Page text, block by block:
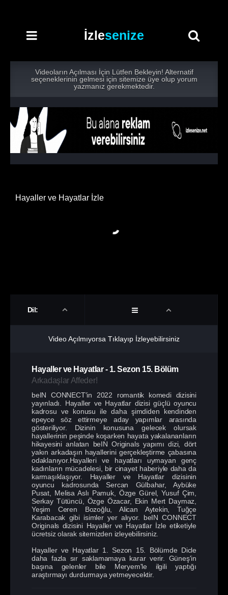
İzlesenize
Videoların Açılması İçin Lütfen Bekleyin! Alternatif
seçeneklerinin gelmesi için sitemize üye olup yorum
yazmanız gerekmektedir.
Hayaller ve Hayatlar İzle
Dil:
Video Açılmıyorsa Tıklayıp İzleyebilirsiniz
Hayaller ve Hayatlar- 1. Sezon 15. Bölüm
Arkadaşlar Affeder!
beIN CONNECT'in 2022 romantik komedi dizisini
yayınladı. Hayaller ve Hayatlar dizisi güçlü oyuncu
kadrosu ve konusu ile daha şimdiden kendinden
epeyce söz ettirmeye aday yapımlar arasında
gösteriliyor. Dizinin konusuna gelecek olursak
hayallerinin peşinde koşarken hayata yakalananların
hikayesini anlatan beIN Originals yapımı dizi, dört
yakın arkadaşın hayallerini gerçekleştirme çabasına
odaklanıyor.Hayalleri ve hayatları uymayan genç
kadınların mücadelesi, bir cinayet haberiyle daha da
karmaşıklaşıyor. Hayaller ve Hayatlar dizisinin
oyuncu kadrosunda Sercan Gülbahar, Aybüke
Pusat, Melisa Aslı Pamuk, Özge Gürel, Yusuf Çim,
Serkay Tütüncü, Özge Özacar, Ekin Mert Daymaz,
Yeşim Ceren Bozoğlu, Alican Aytekin, Tuğçe
Karabacak gibi isimler yer alıyor. beIN CONNECT
Originals dizisini Hayaller ve Hayatlar İzle etiketiyle
ücretsiz olarak sitemizden izleyebilirsiniz.
Hayaller ve Hayatlar 1. Sezon 15. Bölümde Dicle
daha fazla sır saklamamaya karar verir. Güneş'in
başına gelenler bile Meryem'le ilgili yaptığı
araştırmayı durdurmaya yetmeyecektir.